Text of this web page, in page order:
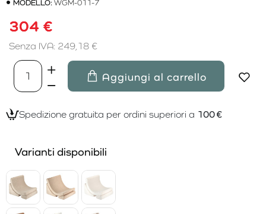
MODELLO:WGM-011-7
304 €
Senza IVA: 249,18 €
Aggiungi al carrello
Spedizione gratuita per ordini superiori a 100 €
Varianti disponibili